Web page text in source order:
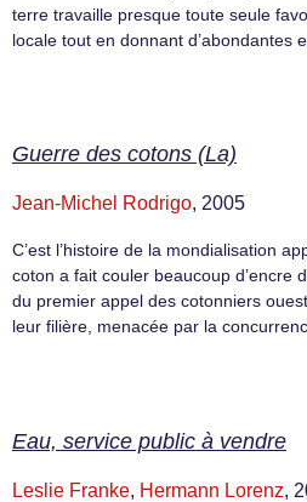
terre travaille presque toute seule
locale tout en donnant d’abondantes
Guerre des cotons (La)
Jean-Michel Rodrigo, 2005
C’est l’histoire de la mondialisation
coton a fait couler beaucoup d’encre
du premier appel des cotonniers
leur filière, menacée par la
Eau, service public à vendre
Leslie Franke, Hermann Lorenz,